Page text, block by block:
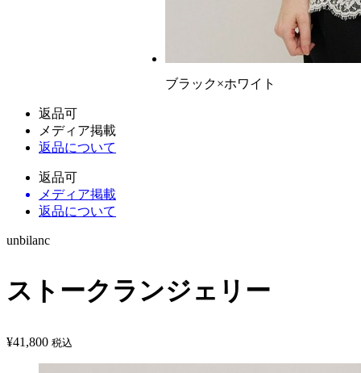
ブラック×ホワイト
返品可
メディア掲載
返品について
返品可
メディア掲載
返品について
unbilanc
ストークランジェリー
¥41,800 税込